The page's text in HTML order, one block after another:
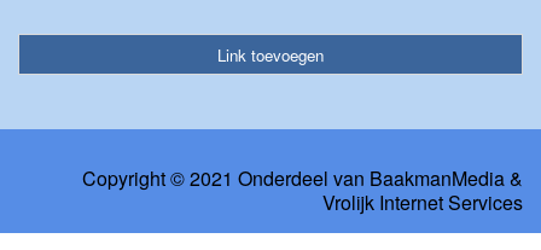
Link toevoegen
Copyright © 2021 Onderdeel van BaakmanMedia&
Vrolijk Internet Services